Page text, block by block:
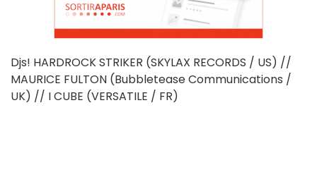
Djs! HARDROCK STRIKER (SKYLAX RECORDS / US) //
MAURICE FULTON (Bubbletease Communications /
UK) // I CUBE (VERSATILE / FR)